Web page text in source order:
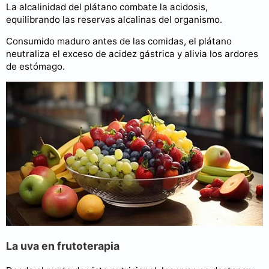
La alcalinidad del plátano combate la acidosis,
equilibrando las reservas alcalinas del organismo.
Consumido maduro antes de las comidas, el plátano
neutraliza el exceso de acidez gástrica y alivia los ardores
de estómago.
La uva en frutoterapia